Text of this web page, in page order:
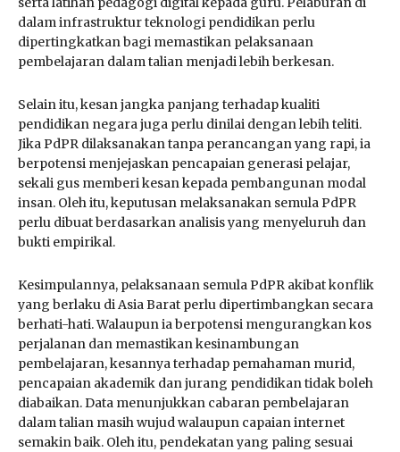
dalam infrastruktur teknologi pendidikan perlu
dipertingkatkan bagi memastikan pelaksanaan
pembelajaran dalam talian menjadi lebih berkesan.
Selain itu, kesan jangka panjang terhadap kualiti
pendidikan negara juga perlu dinilai dengan lebih teliti.
Jika PdPR dilaksanakan tanpa perancangan yang rapi, ia
berpotensi menjejaskan pencapaian generasi pelajar,
sekali gus memberi kesan kepada pembangunan modal
insan. Oleh itu, keputusan melaksanakan semula PdPR
perlu dibuat berdasarkan analisis yang menyeluruh dan
bukti empirikal.
Kesimpulannya, pelaksanaan semula PdPR akibat konflik
yang berlaku di Asia Barat perlu dipertimbangkan secara
berhati-hati. Walaupun ia berpotensi mengurangkan kos
perjalanan dan memastikan kesinambungan
pembelajaran, kesannya terhadap pemahaman murid,
pencapaian akademik dan jurang pendidikan tidak boleh
diabaikan. Data menunjukkan cabaran pembelajaran
dalam talian masih wujud walaupun capaian internet
semakin baik. Oleh itu, pendekatan yang paling sesuai